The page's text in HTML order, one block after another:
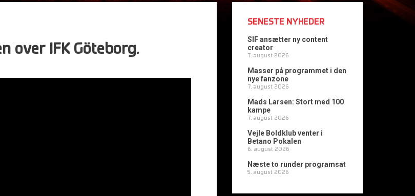
over IFK Göteborg.
SENESTE NYHEDER
SIF ansætter ny content
creator
7. august 2026
Masser på programmet i den
nye fanzone
7. august 2026
Mads Larsen: Stort med 100
kampe
7. august 2026
Vejle Boldklub venter i
Betano Pokalen
6. august 2026
Næste to runder programsat
5. august 2026